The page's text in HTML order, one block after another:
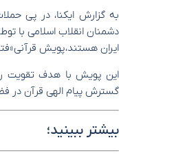
به گزارش ایکنا، در پی
دشمنان انقلاب اسلامی با
ایران هستند، پویش قرآنی
این پویش با هدف تقویت
گسترش پیام الهی قرآن در
بیشتر ببینید؛